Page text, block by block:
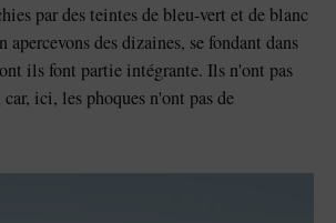
par des teintes de bleu-vert et de blanc
apercevons des dizaines, se fondant dans
ils font partie intégrante. Ils n'ont pas
car, ici, les phoques n'ont pas de